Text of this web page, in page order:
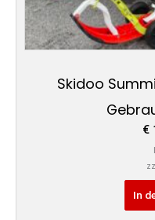
Skidoo
€
In